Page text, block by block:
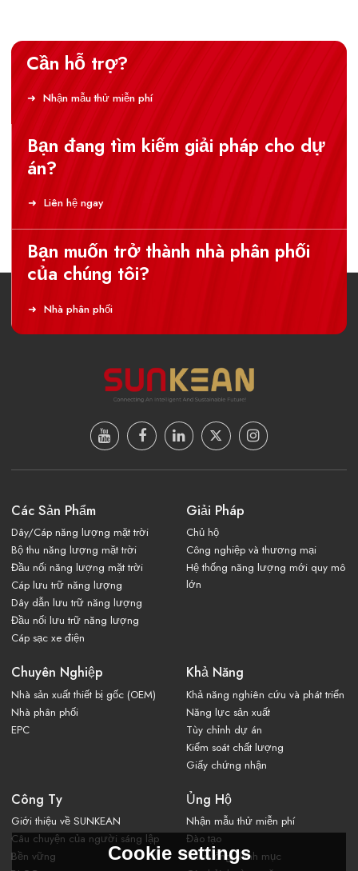
Cần hỗ trợ?
Nhận mẫu thử miễn phí
Bạn đang tìm kiếm giải pháp cho dự
án?
Liên hệ ngay
Bạn muốn trở thành nhà phân phối
của chúng tôi?
Nhà phân phối
Các Sản Phẩm
Dây/Cáp năng lượng mặt trời
Bộ thu năng lượng mặt trời
Đầu nối năng lượng mặt trời
Cáp lưu trữ năng lượng
Dây dẫn lưu trữ năng lượng
Đầu nối lưu trữ năng lượng
Cáp sạc xe điện
Giải Pháp
Chủ hộ
Công nghiệp và thương mại
Hệ thống năng lượng mới quy mô
lớn
Chuyên Nghiệp
Nhà sản xuất thiết bị gốc (OEM)
Nhà phân phối
EPC
Khả Năng
Khả năng nghiên cứu và phát triển
Năng lực sản xuất
Tùy chỉnh dự án
Kiểm soát chất lượng
Giấy chứng nhận
Công Ty
Giới thiệu về SUNKEAN
Câu chuyện của người sáng lập
Bền vững
Ủng Hộ
Nhận mẫu thử miễn phí
Đào tạo
Tải xuống danh mục
Cookie settings